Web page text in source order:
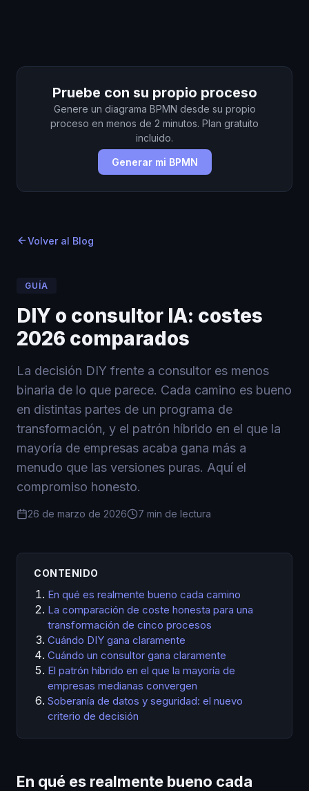
›Blog
› ›DIY o consultor IA: costes 2026 comparados
Pruebe con su propio proceso
Genere un diagrama BPMN desde su propio
proceso en menos de 2 minutos. Plan gratuito
incluido.
Generar mi BPMN
Volver al Blog
GUÍA
DIY o consultor IA: costes
2026 comparados
La decisión DIY frente a consultor es menos
binaria de lo que parece. Cada camino es bueno
en distintas partes de un programa de
transformación, y el patrón híbrido en el que la
mayoría de empresas acaba gana más a
menudo que las versiones puras. Aquí el
compromiso honesto.
26 de marzo de 2026 7 min de lectura
CONTENIDO
En qué es realmente bueno cada camino
La comparación de coste honesta para una
transformación de cinco procesos
Cuándo DIY gana claramente
Cuándo un consultor gana claramente
El patrón híbrido en el que la mayoría de
empresas medianas convergen
Soberanía de datos y seguridad: el nuevo
criterio de decisión
En qué es realmente bueno cada